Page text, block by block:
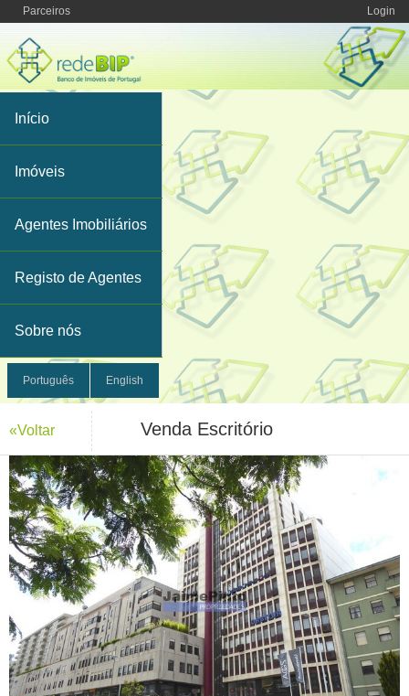
Parceiros Login
Início
Imóveis
Agentes Imobiliários
Registo de Agentes
Sobre nós
Português English
«Voltar Venda Escritório